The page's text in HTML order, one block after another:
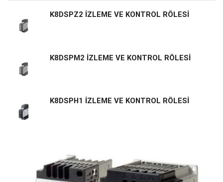
K8DSPZ2 İZLEME VE KONTROL RÖLESİ
K8DSPM2 İZLEME VE KONTROL RÖLESİ
K8DSPH1 İZLEME VE KONTROL RÖLESİ